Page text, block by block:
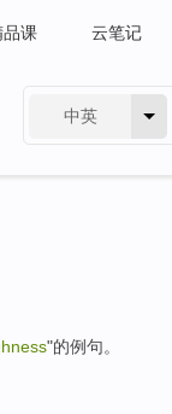
品课 云笔记
中英
"的例句。